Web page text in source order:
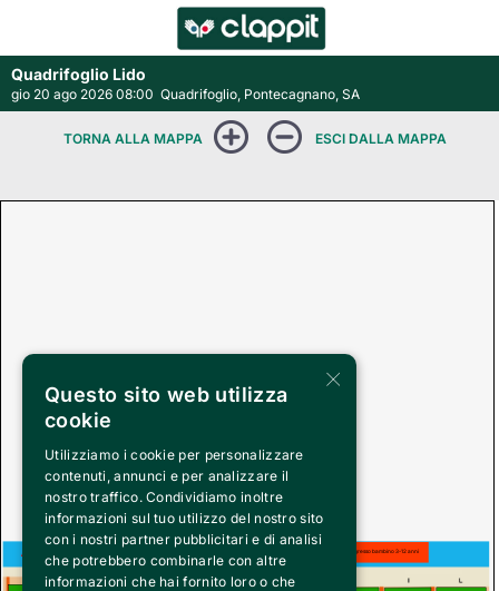
Quadrifoglio Lido
gio 20 ago 2026 08:00 Quadrifoglio, Pontecagnano, SA
ATTENZIONE Le prenotazioni non sono in alcun caso rimborsabili
o utilizzabili su data diversa da quella acquistata
Aggiungi l'ingresso bambino 3-12 anni
×
Questo sito web utilizza
cookie
Utilizziamo i cookie per personalizzare
contenuti, annunci e per analizzare il
nostro traffico. Condividiamo inoltre
informazioni sul tuo utilizzo del nostro sito
con i nostri partner pubblicitari e di analisi
che potrebbero combinarle con altre
informazioni che hai fornito loro o che